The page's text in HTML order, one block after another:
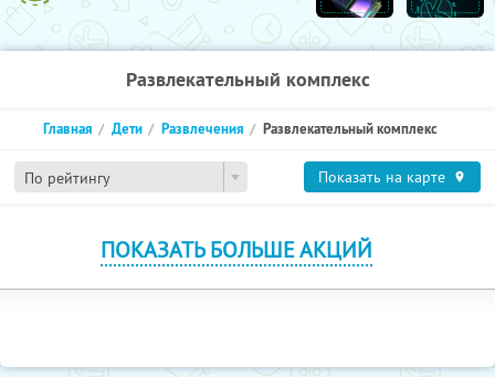
Развлекательный комплекс
По рейтингу
Главная Дети Развлечения Развлекательный комплекс
Показать на карте
ПОКАЗАТЬ БОЛЬШЕ АКЦИЙ